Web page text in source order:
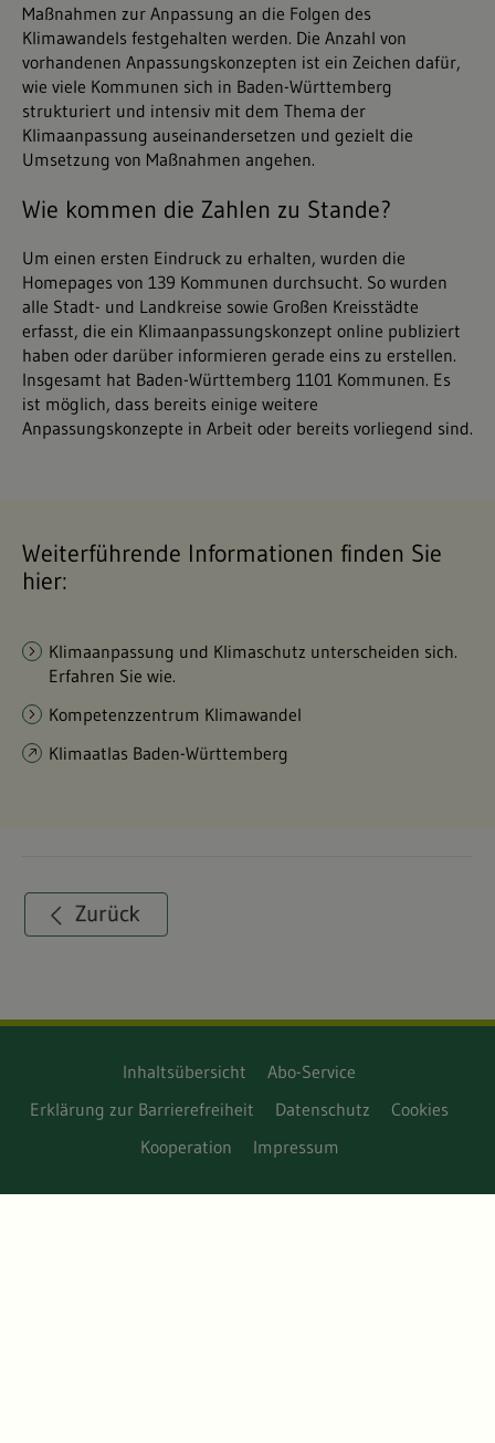
Maßnahmen zur Anpassung an die Folgen des
Klimawandels festgehalten werden. Die Anzahl von
vorhandenen Anpassungskonzepten ist ein Zeichen dafür,
wie viele Kommunen sich in Baden-Württemberg
strukturiert und intensiv mit dem Thema der
Klimaanpassung auseinandersetzen und gezielt die
Umsetzung von Maßnahmen angehen.
Wie kommen die Zahlen zu Stande?
Um einen ersten Eindruck zu erhalten, wurden die
Homepages von 139 Kommunen durchsucht. So wurden
alle Stadt- und Landkreise sowie Großen Kreisstädte
erfasst, die ein Klimaanpassungskonzept online publiziert
haben oder darüber informieren gerade eins zu erstellen.
Insgesamt hat Baden-Württemberg 1101 Kommunen. Es
ist möglich, dass bereits einige weitere
Anpassungskonzepte in Arbeit oder bereits vorliegend sind.
Weiterführende Informationen finden Sie
hier:
Klimaanpassung und Klimaschutz unterscheiden sich.
Erfahren Sie wie.
Kompetenzzentrum Klimawandel
Klimaatlas Baden-Württemberg
Inhaltsübersicht
Abo-Service
Erklärung zur Barrierefreiheit
Datenschutz
Cookies
Kooperation
Impressum